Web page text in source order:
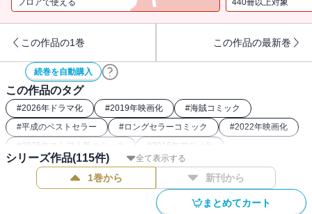
フロアで使える
440冊以上対象
この作品の1巻 この作品の最新巻
続巻を自動購入
この作品のタグ
#2026年ドラマ化 #2019年映画化 #海賊コミック
#平成のベストセラー #ロングセラーコミック #2022年映画化
#2025年ストア人気コミック #2016年アニメ化
#週刊少年ジャンプ（00年代） #2023年ドラマ化
ONEPIECE関連作 #最強主人公コミック
# 26年春ドラマ・映画化
全て表示する
シリーズ作品(115件)
1巻から 新刊から
まとめてカート